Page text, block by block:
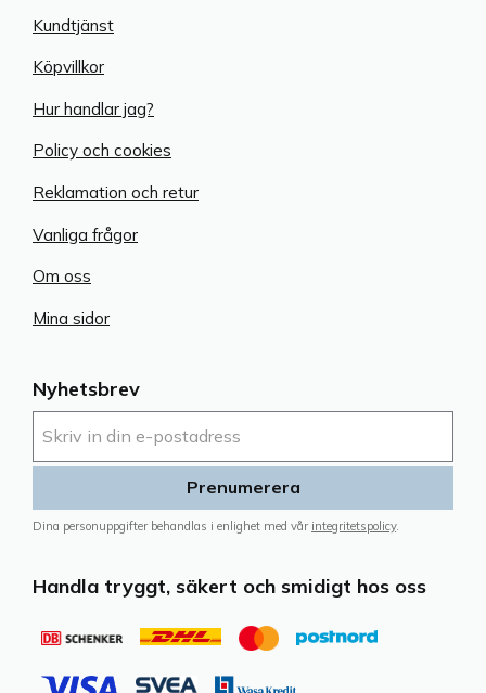
Nyhetsbrev
Prenumerera
Dina personuppgifter behandlas i enlighet med vår integritetspolicy.
Handla tryggt, säkert och smidigt hos oss
Kundtjänst
Köpvillkor
Hur handlar jag?
Policy och cookies
Reklamation och retur
Vanliga frågor
Om oss
Mina sidor